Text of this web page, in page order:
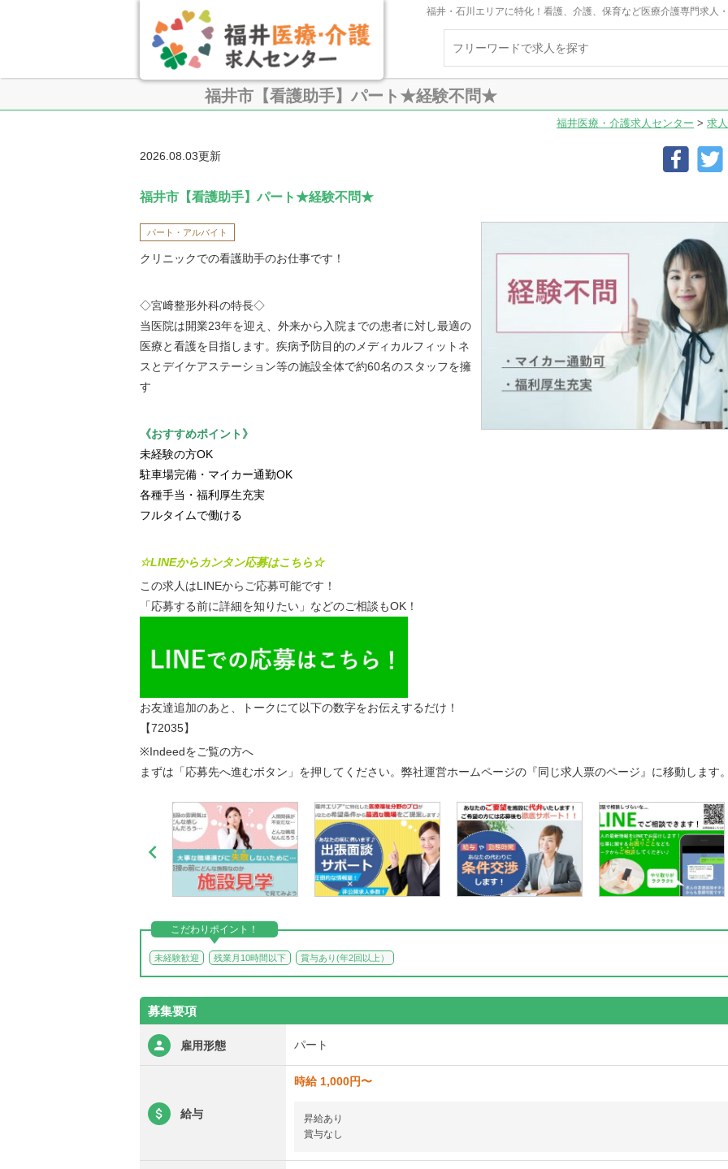
福井・石川エリアに特化！看護、介護、保育など医療介護専門求人
福井市【看護助手】パート★経験不問★
福井医療・介護求人センター > 求
2026.08.03更新
福井市【看護助手】パート★経験不問★
パート・アルバイト
クリニックでの看護助手のお仕事です！
◇宮﨑整形外科の特長◇
当医院は開業23年を迎え、外来から入院までの患者に対し最適の
医療と看護を目指します。疾病予防目的のメディカルフィットネ
スとデイケアステーション等の施設全体で約60名のスタッフを擁
す
《おすすめポイント》
未経験の方OK
駐車場完備・マイカー通勤OK
各種手当・福利厚生充実
フルタイムで働ける
☆LINEからカンタン応募はこちら☆
この求人はLINEからご応募可能です！
「応募する前に詳細を知りたい」などのご相談もOK！
お友達追加のあと、トークにて以下の数字をお伝えするだけ！
【72035】
※Indeedをご覧の方へ
まずは「応募先へ進むボタン」を押してください。弊社運営ホームページの『同じ求人票のページ』に移動します

こだわりポイント！
未経験歓迎 残業月10時間以下 賞与あり(年2回以上）
募集要項
雇用形態 パート
給与
時給 1,000円〜
昇給あり
賞与なし